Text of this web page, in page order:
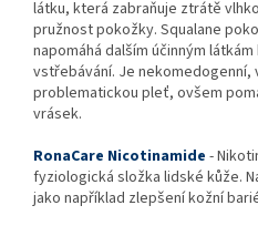
látku, která zabraňuje ztrátě
pružnost pokožky. Squalane
napomáhá dalším účinným
vstřebávání. Je nekomedogenní,
problematickou pleť, ovšem
vrásek.
RonaCare Nicotinamide -
fyziologická složka lidské kůže.
jako například zlepšení kožní